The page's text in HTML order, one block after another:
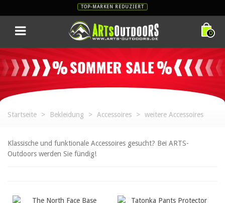
TOP-MARKEN REDUZIERT
0
Startseite > Bekleidung > Accessoires > weitere Accessoires
Klassische und funktionale Accessoires gesucht? Bei ARTS-
Outdoors werden Sie fündig!